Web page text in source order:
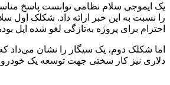
یک ایموجی سلام نظامی توانست پاسخ
را نسبت به این خبر ارائه داد. شکلک اول
احترام برای پروژه به‌تازگی لغو شده اپل
اما شکلک دوم، یک سیگار را نشان می‌داد
دلاری نیز کار سختی جهت توسعه یک خودرو